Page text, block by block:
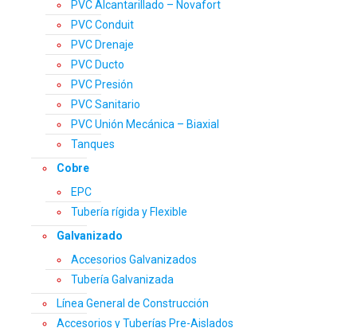
PVC Alcantarillado – Novafort
PVC Conduit
PVC Drenaje
PVC Ducto
PVC Presión
PVC Sanitario
PVC Unión Mecánica – Biaxial
Tanques
Cobre
EPC
Tubería rígida y Flexible
Galvanizado
Accesorios Galvanizados
Tubería Galvanizada
Línea General de Construcción
Accesorios y Tuberías Pre-Aislados